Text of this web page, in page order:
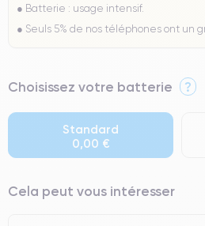
● Batterie : usage intensif.
● Seuls 5% de nos téléphones ont un
Choisissez votre batterie ?
Standard
0,00 €
Cela peut vous intéresser